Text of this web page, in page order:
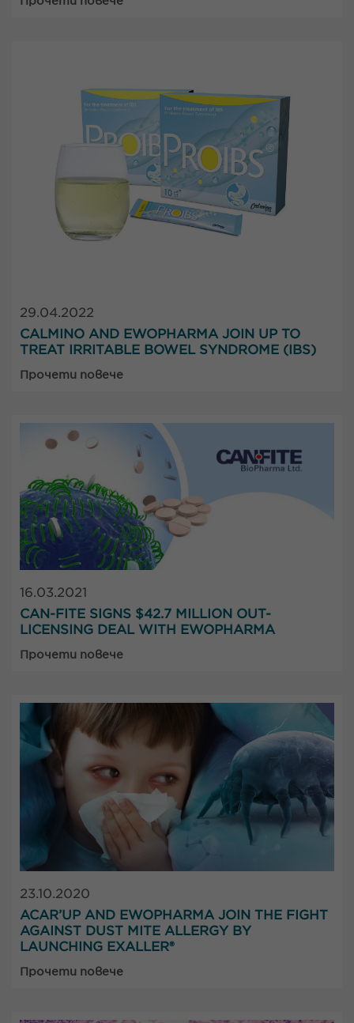
29.04.2022
CALMINO AND EWOPHARMA JOIN UP TO
TREAT IRRITABLE BOWEL SYNDROME (IBS)
Прочети повече
16.03.2021
CAN-FITE SIGNS $42.7 MILLION OUT-
LICENSING DEAL WITH EWOPHARMA
Прочети повече
23.10.2020
ACAR’UP AND EWOPHARMA JOIN THE FIGHT
AGAINST DUST MITE ALLERGY BY
LAUNCHING EXALLER®
Прочети повече